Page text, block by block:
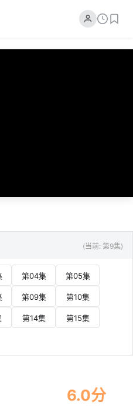
(当前: 第9集)
第04集 第05集
第09集 第10集
第14集 第15集
6.0分